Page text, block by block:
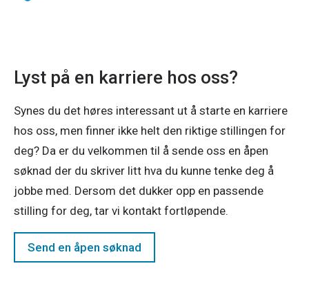
Lyst på en karriere hos oss?
Synes du det høres interessant ut å starte en karriere
hos oss, men finner ikke helt den riktige stillingen for
deg? Da er du velkommen til å sende oss en åpen
søknad der du skriver litt hva du kunne tenke deg å
jobbe med. Dersom det dukker opp en passende
stilling for deg, tar vi kontakt fortløpende.
Send en åpen søknad